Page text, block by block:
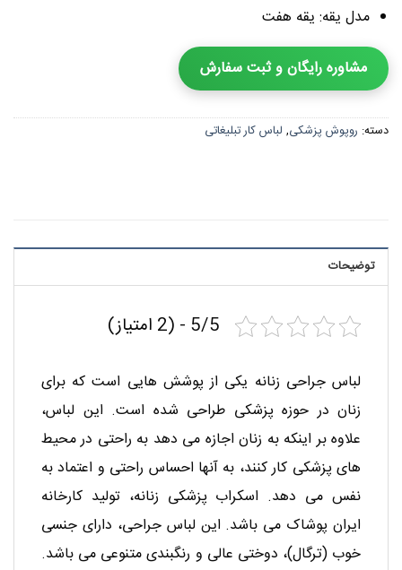
مدل یقه: یقه هفت
مشاوره رایگان و ثبت سفارش
دسته: روپوش پزشکی, لباس کار تبلیغاتی
توضیحات
5/5 - (2 امتیاز)
لباس جراحی زنانه یکی از پوشش هایی است که برای
زنان در حوزه پزشکی طراحی شده است. این لباس،
علاوه بر اینکه به زنان اجازه می دهد به راحتی در محیط
های پزشکی کار کنند، به آنها احساس راحتی و اعتماد به
نفس می دهد. اسکراب پزشکی زنانه، تولید کارخانه
ایران پوشاک می باشد. این لباس جراحی، دارای جنسی
خوب (ترگال)، دوختی عالی و رنگبندی متنوعی می باشد.